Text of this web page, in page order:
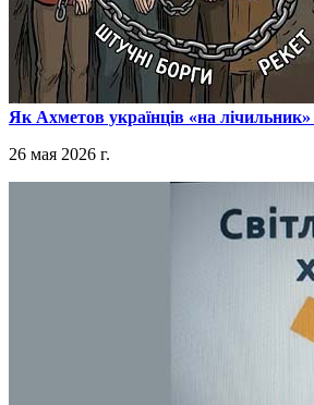
​Як Ахметов українців «на
26 мая 2026 г.